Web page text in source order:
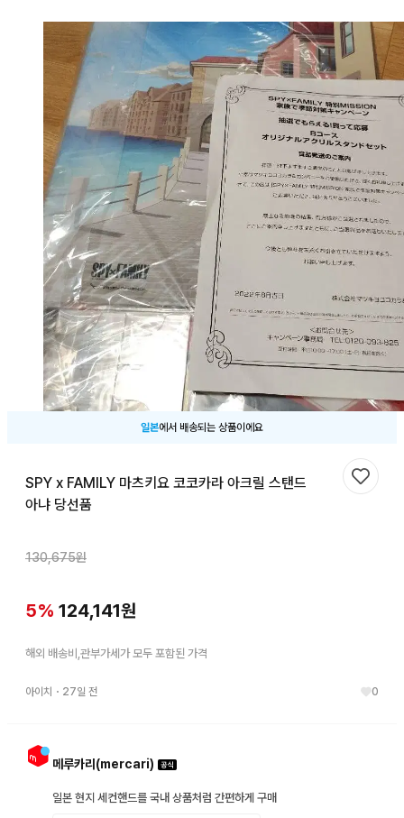
일본에서 배송되는 상품이에요
SPY x FAMILY 마츠키요 코코카라 아크릴 스탠드
아냐 당선품
130,675원
5% 124,141원
해외 배송비,관부가세가 모두 포함된 가격
아이치 ・ 27일 전 0
메루카리(mercari)
일본 현지 세컨핸드를 국내 상품처럼 간편하게 구매
찜하기